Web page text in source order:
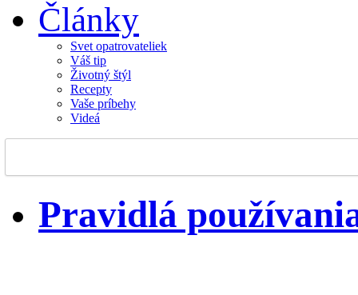
Články
Svet opatrovateliek
Váš tip
Životný štýl
Recepty
Vaše príbehy
Videá
Pravidlá